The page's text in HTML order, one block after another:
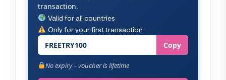
transaction.
Valid for all countries
Only for your first transaction
FREETRY100 Copy
No expiry – voucher is lifetime